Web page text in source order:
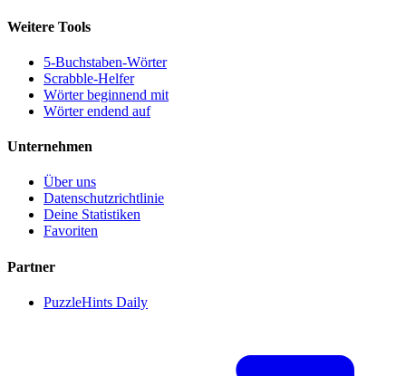
Weitere Tools
5-Buchstaben-Wörter
Scrabble-Helfer
Wörter beginnend mit
Wörter endend auf
Unternehmen
Über uns
Datenschutzrichtlinie
Deine Statistiken
Favoriten
Partner
PuzzleHints Daily